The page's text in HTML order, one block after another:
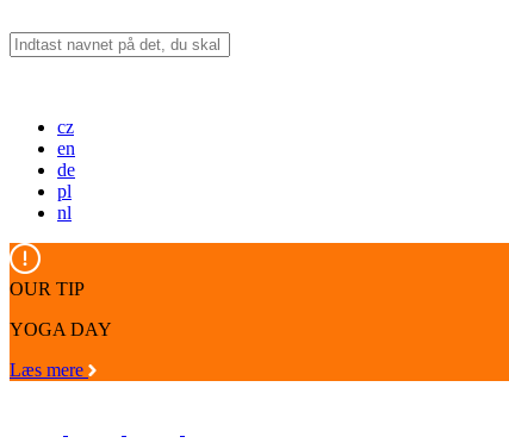
cz
en
de
pl
nl
OUR TIP
YOGA DAY
Læs mere